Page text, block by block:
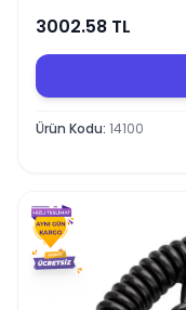
3002.58 TL
Ürün Kodu: 14100